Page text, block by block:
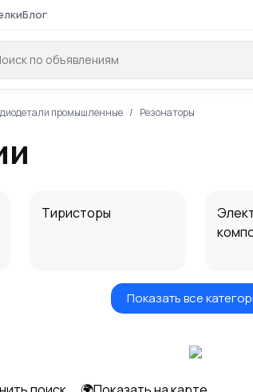
Блог
промышленные Резонаторы
Тиристоры
Показать все